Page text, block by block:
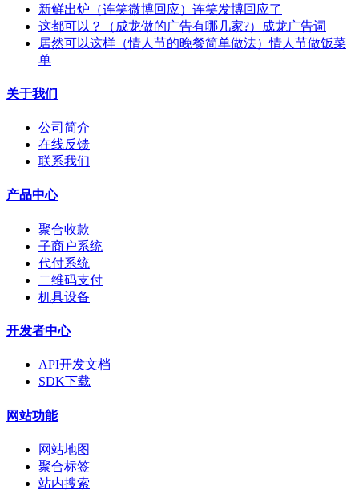
新鲜出炉（连笑微博回应）连笑发博回应了
这都可以？（成龙做的广告有哪几家?）成龙广告词
居然可以这样（情人节的晚餐简单做法）情人节做饭菜
单
关于我们
公司简介
在线反馈
联系我们
产品中心
聚合收款
子商户系统
代付系统
二维码支付
机具设备
开发者中心
API开发文档
SDK下载
网站功能
网站地图
聚合标签
站内搜索